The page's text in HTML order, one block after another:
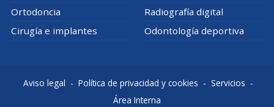
Ortodoncia
Radiografía digital
Cirugía e implantes
Odontología deportiva
Aviso legal - Política de privacidad y cookies - Servicios -
Área Interna